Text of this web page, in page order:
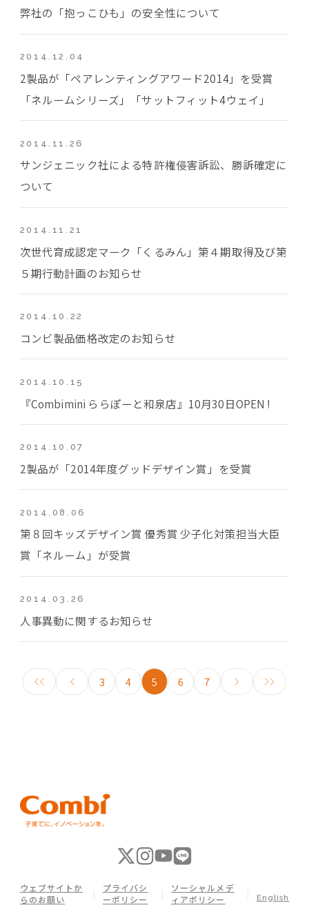
弊社の「抱っこひも」の安全性について
2014.12.04
2製品が「ペアレンティングアワード2014」を受賞
「ネルームシリーズ」「サットフィット4ウェイ」
2014.11.26
サンジェニック社による特許権侵害訴訟、勝訴確定に
ついて
2014.11.21
次世代育成認定マーク「くるみん」第４期取得及び第
５期行動計画のお知らせ
2014.10.22
コンビ製品価格改定のお知らせ
2014.10.15
『Combimini ららぽーと和泉店』10月30日OPEN !
2014.10.07
2製品が「2014年度グッドデザイン賞」を受賞
2014.08.06
第８回キッズデザイン賞 優秀賞 少子化対策担当大臣
賞「ネルーム」が受賞
2014.03.26
人事異動に関するお知らせ
3 4 5 6 7
ウェブサイトか
らのお願い
プライバシ
ーポリシー
ソーシャルメデ
ィアポリシー
English